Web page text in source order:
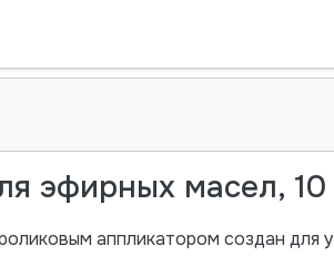
эфирных масел,
аппликатором создан